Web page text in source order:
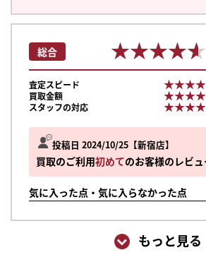
投稿日 2024/10/25 新宿店
買取のご利用初めてのお客様のレビュ
気に入った点・気に入らなかった点
総合 ★★★★★
★★★★★
査定スピード
買取金額
スタッフの対応
もっと見る